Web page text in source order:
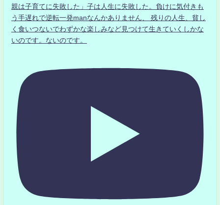
親は子育てに失敗した」子は人生に失敗した。負けに気付きも
う手遅れで逆転一発manなんかありません、 残りの人生、貧し
く食いつないでわずかな楽しみなど見つけて生きていくしかな
いのです。ないのです。